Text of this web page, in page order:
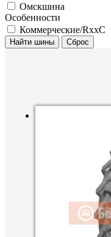
Омскшина
Особенности
Коммерческие/RxxC
Найти шины Сброс